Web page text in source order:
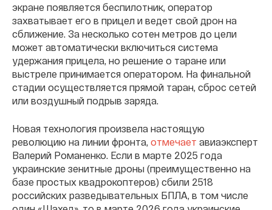
экране появляется беспилотник, оператор
захватывает его в прицел и ведет свой дрон на
сближение. За несколько сотен метров до цели
может автоматически включиться система
удержания прицела, но решение о таране или
выстреле принимается оператором. На финальной
стадии осуществляется прямой таран, сброс сетей
или воздушный подрыв заряда.
Новая технология произвела настоящую
революцию на линии фронта, отмечает авиаэксперт
Валерий Романенко. Если в марте 2025 года
украинские зенитные дроны (преимущественно на
базе простых квадрокоптеров) сбили 2518
российских разведывательных БПЛА, в том числе